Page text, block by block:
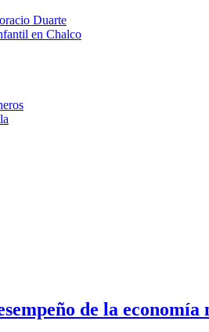
Duarte
en Chalco
de la economía